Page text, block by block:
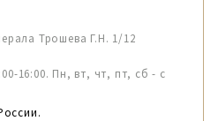
Трошева Г.Н. 1/12
16:00. Пн, вт, чт, пт, сб - с